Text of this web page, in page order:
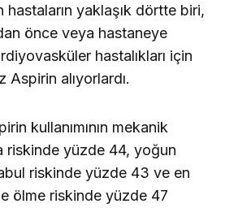
hastaların yaklaşık dörtte biri,
önce veya hastaneye
hastalıkları için
alıyorlardı.
kullanımının mekanik
riskinde yüzde 44, yoğun
riskinde yüzde 43 ve en
ölme riskinde yüzde 47